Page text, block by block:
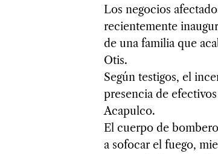
Los negocios
recientemente
de una familia que
Otis.
Según testigos, el
presencia de
Acapulco.
El cuerpo de
a sofocar el fuego,